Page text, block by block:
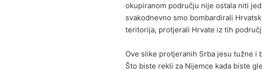
okupiranom području nije ostala niti
svakodnevno smo bombardirali
teritorija, protjerali Hrvate iz tih
Ove slike protjeranih Srba jesu tužne
Što biste rekli za Nijemce kada biste